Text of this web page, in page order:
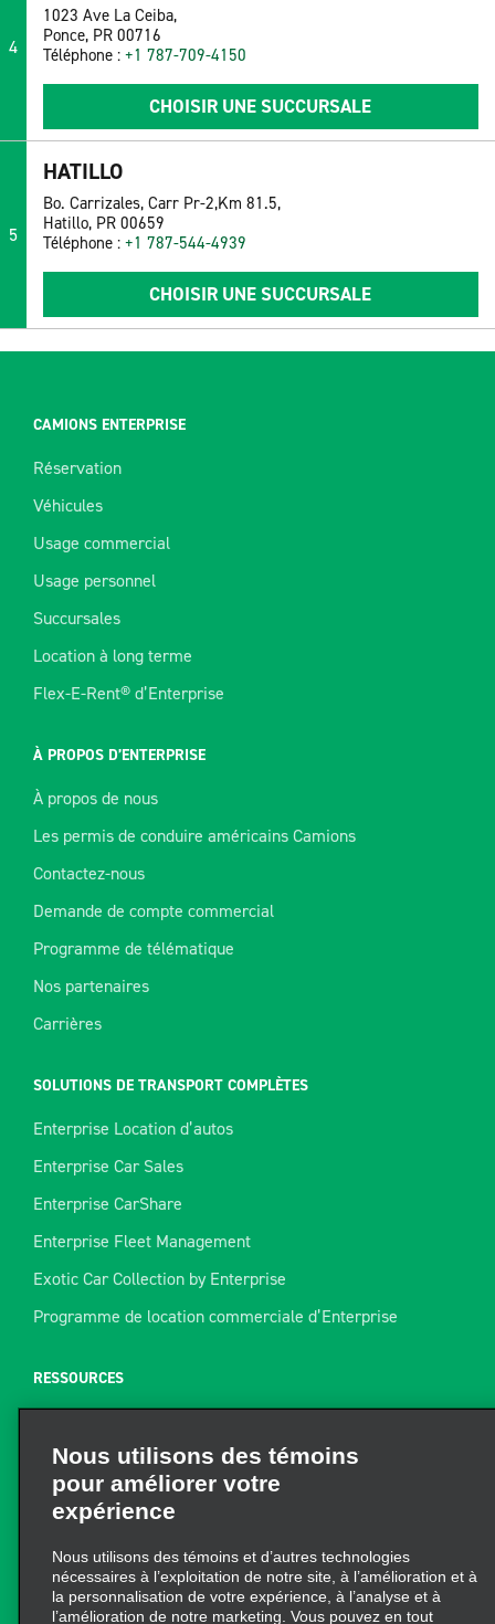
4
1023 Ave La Ceiba,
Ponce, PR 00716
Téléphone : +1 787-709-4150
CHOISIR UNE SUCCURSALE
5
HATILLO
Bo. Carrizales, Carr Pr-2,Km 81.5,
Hatillo, PR 00659
Téléphone : +1 787-544-4939
CHOISIR UNE SUCCURSALE
CAMIONS ENTERPRISE
Réservation
Véhicules
Usage commercial
Usage personnel
Succursales
Location à long terme
Flex-E-Rent® d’Enterprise
À PROPOS D’ENTERPRISE
À propos de nous
Les permis de conduire américains Camions
Contactez-nous
Demande de compte commercial
Programme de télématique
Nos partenaires
Carrières
SOLUTIONS DE TRANSPORT COMPLÈTES
Enterprise Location d’autos
Enterprise Car Sales
Enterprise CarShare
Enterprise Fleet Management
Exotic Car Collection by Enterprise
Programme de location commerciale d’Enterprise
RESSOURCES
Plan du site
Guide de remorquage
Trouver un reçu
Nous utilisons des témoins
pour améliorer votre
expérience
Nous utilisons des témoins et d’autres technologies
nécessaires à l’exploitation de notre site, à l’amélioration et à
la personnalisation de votre expérience, à l’analyse et à
l’amélioration de notre marketing. Vous pouvez en tout